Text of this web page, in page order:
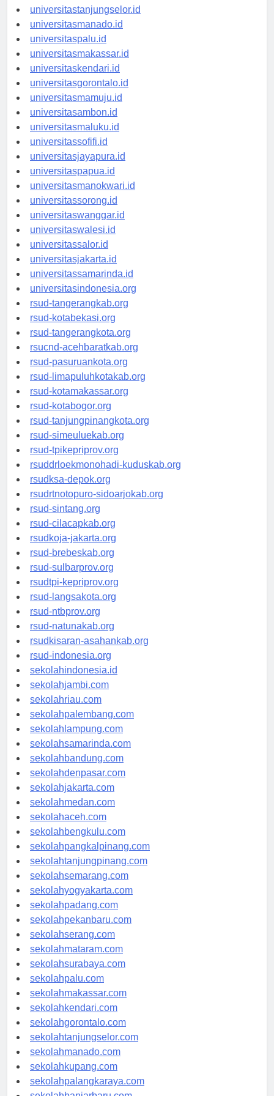
universitasbanjarbaru.id
universitastanjungselor.id
universitasmanado.id
universitaspalu.id
universitasmakassar.id
universitaskendari.id
universitasgorontalo.id
universitasmamuju.id
universitasambon.id
universitasmaluku.id
universitassofifi.id
universitasjayapura.id
universitaspapua.id
universitasmanokwari.id
universitassorong.id
universitaswanggar.id
universitaswalesi.id
universitassalor.id
universitasjakarta.id
universitassamarinda.id
universitasindonesia.org
rsud-tangerangkab.org
rsud-kotabekasi.org
rsud-tangerangkota.org
rsucnd-acehbaratkab.org
rsud-pasuruankota.org
rsud-limapuluhkotakab.org
rsud-kotamakassar.org
rsud-kotabogor.org
rsud-tanjungpinangkota.org
rsud-simeuluekab.org
rsud-tpikepriprov.org
rsuddrloekmonohadi-kuduskab.org
rsudksa-depok.org
rsudrtnotopuro-sidoarjokab.org
rsud-sintang.org
rsud-cilacapkab.org
rsudkoja-jakarta.org
rsud-brebeskab.org
rsud-sulbarprov.org
rsudtpi-kepriprov.org
rsud-langsakota.org
rsud-ntbprov.org
rsud-natunakab.org
rsudkisaran-asahankab.org
rsud-indonesia.org
sekolahindonesia.id
sekolahjambi.com
sekolahriau.com
sekolahpalembang.com
sekolahlampung.com
sekolahsamarinda.com
sekolahbandung.com
sekolahdenpasar.com
sekolahjakarta.com
sekolahmedan.com
sekolahaceh.com
sekolahbengkulu.com
sekolahpangkalpinang.com
sekolahtanjungpinang.com
sekolahsemarang.com
sekolahyogyakarta.com
sekolahpadang.com
sekolahpekanbaru.com
sekolahserang.com
sekolahmataram.com
sekolahsurabaya.com
sekolahpalu.com
sekolahmakassar.com
sekolahkendari.com
sekolahgorontalo.com
sekolahtanjungselor.com
sekolahmanado.com
sekolahkupang.com
sekolahpalangkaraya.com